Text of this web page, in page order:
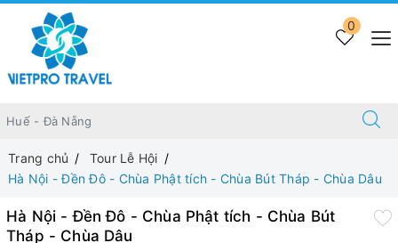
0
Trang chủ
Tour Lễ Hội
Hà Nội - Đền Đô - Chùa Phật tích - Chùa Bút Tháp - Chùa Dâu
Hà Nội - Đền Đô - Chùa Phật tích - Chùa Bút
Tháp - Chùa Dâu